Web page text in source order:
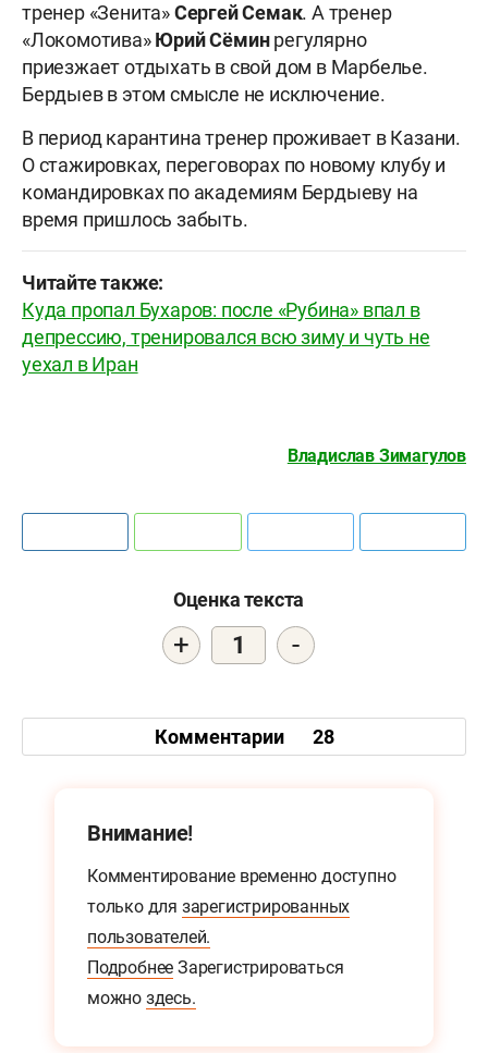
тренер «Зенита»СергейСемак. А тренер
«Локомотива»Юрий Сёминрегулярно
приезжает отдыхать в свой дом в Марбелье.
Бердыев в этом смысле не исключение.
В период карантина тренер проживает в Казани.
О стажировках, переговорах по новому клубу и
командировках по академиям Бердыеву на
время пришлось забыть.
Читайте также:
Куда пропал Бухаров: после «Рубина» впал в
депрессию, тренировался всю зиму и чуть не
уехал в Иран
Владислав Зимагулов
Оценка текста
+ 1 -
Комментарии 28
Внимание!
Комментирование временно доступно
только для зарегистрированных
пользователей.
Подробнее Зарегистрироваться
можно здесь.